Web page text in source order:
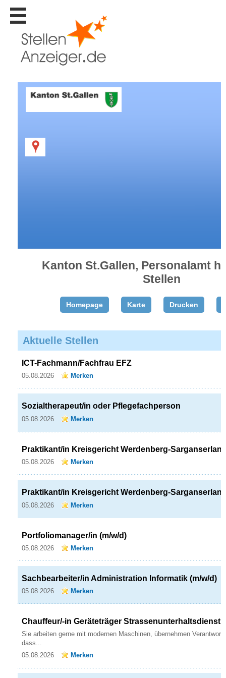
Stellen
finden
Stellen
inserieren
Personalberatungen
Kanton St.Gallen, Personalamt
Stellen
Homepage Karte Drucken
Aktuelle Stellen
ICT-Fachmann/Fachfrau EFZ
05.08.2026 Merken
Sozialtherapeut/in oder Pflegefachperson
05.08.2026 Merken
Praktikant/in Kreisgericht Werdenberg-
05.08.2026 Merken
Praktikant/in Kreisgericht Werdenberg-
05.08.2026 Merken
Portfoliomanager/in (m/w/d)
05.08.2026 Merken
Sachbearbeiter/in Administration Informatik (m/w/d)
05.08.2026 Merken
Chauffeur/-in Geräteträger Strassenunterhaltsdienst
Sie arbeiten gerne mit modernen Maschinen, übernehmen
dass...
05.08.2026
Merken